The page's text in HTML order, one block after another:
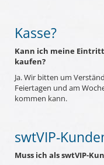
Kasse?
Kann ich meine
kaufen?
Ja. Wir bitten um
Feiertagen und am
kommen kann.
swtVIP-
Muss ich als swtVIP-